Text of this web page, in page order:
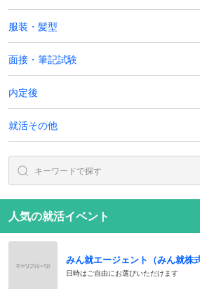
服装・髪型
面接・筆記試験
内定後
就活その他
人気の就活イベント
みん就エージェント（みん就株
日時はご自由にお選びいただけます